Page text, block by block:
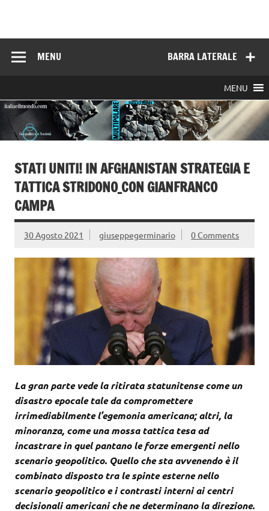
BARRA LATERALE
MENU
MENU
STATI UNITI! IN AFGHANISTAN STRATEGIA E
TATTICA STRIDONO_CON GIANFRANCO
CAMPA
30 Agosto 2021 giuseppegerminario 0 Comments
La gran parte vede la ritirata statunitense come un
disastro epocale tale da compromettere
irrimediabilmente l’egemonia americana; altri, la
minoranza, come una mossa tattica tesa ad
incastrare in quel pantano le forze emergenti nello
scenario geopolitico. Quello che sta avvenendo è il
combinato disposto tra le spinte esterne nello
scenario geopolitico e i contrasti interni ai centri
decisionali americani che ne determinano la direzione.